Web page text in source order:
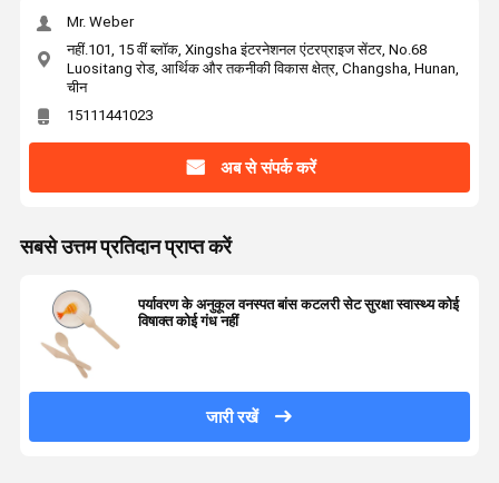
Mr. Weber
नहीं.101, 15 वीं ब्लॉक, Xingsha इंटरनेशनल एंटरप्राइज सेंटर, No.68
Luositang रोड, आर्थिक और तकनीकी विकास क्षेत्र, Changsha, Hunan,
चीन
15111441023
अब से संपर्क करें
सबसे उत्तम प्रतिदान प्राप्त करें
पर्यावरण के अनुकूल वनस्पत बांस कटलरी सेट सुरक्षा स्वास्थ्य कोई
विषाक्त कोई गंध नहीं
जारी रखें